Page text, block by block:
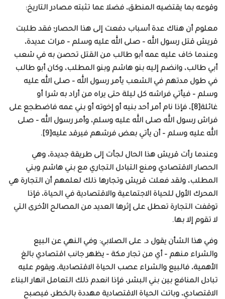
وقوعه بما يقتضيه المنطق، فضلا عما تثبته مصادر التاريخ:
معلوم أن هناك عدة أسباب دفعت إلى هذا الحصار؛ فقد طلبت
قريش قتل رسول الله – صلى الله عليه وسلم – مرات عديدة،
وعندما خاف عليه عمه أبو طالب من القتل تحصن به في شعب
أبي طالب، وانضم إليه بنو هاشم وبنو المطلب، وكان أبو طالب
في طول مدتهم في الشعب يأمر رسول الله – صلى الله عليه
وسلم – فيأتي فراشه كل ليلة حتى يراه من أراد به شرا أو
غائلة[8]، فإذا نام أمر أحد بنيه أو إخوته أو بني عمه فاضطجع على
فراش رسول الله صلى الله عليه وسلم، وأمر رسول الله – صلى
الله عليه وسلم – أن يأتي بعض فرشهم فيرقد عليه[9].
وعندما رأت قريش هذا الحال لجأت إلى طريقة جديدة، وهي
الحصار الاقتصادي ومنع التبادل التجاري مع بني هاشم وبني
المطلب، ولقد فعلت قريش وتجارها ذلك لعلمهم أن التجارة هي
المحرك الأول للحياة الاجتماعية والاقتصادية في الحياة، فإذا
توقفت التجارة تعطل على إثرها العديد من المصالح الأخرى التي
لا تقوم إلا بها.
وفي هذا الشأن يقول د. على الصلابي: وفي النهي عن البيع
والشراء منهم – أي من تجار مكة – يظهر جانب اقتصادي بالغ
الأهمية، فالبيع والشراء عصب الحياة الاقتصادية، ويقوم عليه
تبادل المنافع بين بني البشر، فإذا انعدم ذلك التعامل انهار البناء
الاقتصادي، وباتت الحياة الاقتصادية مهددة بالخطر، فيصبح